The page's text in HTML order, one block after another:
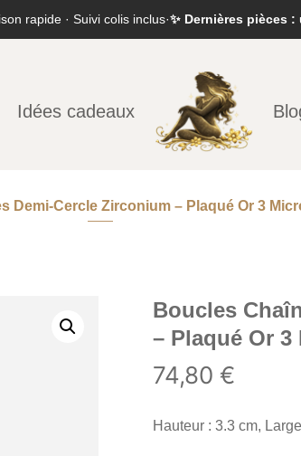
rapide · Suivi colis inclus·✨ Dernières pièces
Idées cadeaux
Demi-Cercle Zirconium – Plaqué Or 3
Boucles
– Plaqué Or 3
74,80 €
Hauteur : 3.3 cm,